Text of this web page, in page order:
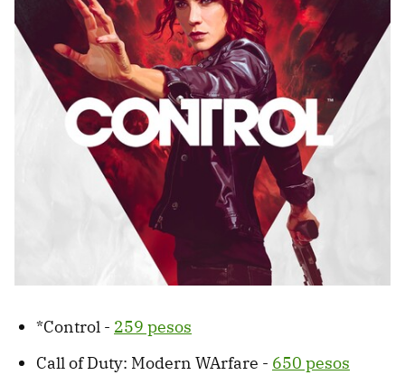
*Control - 259 pesos
Call of Duty: Modern WArfare - 650 pesos